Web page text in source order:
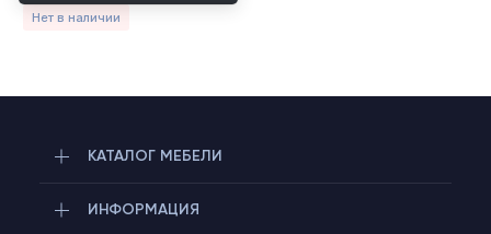
Нет в наличии
КАТАЛОГ МЕБЕЛИ
ИНФОРМАЦИЯ